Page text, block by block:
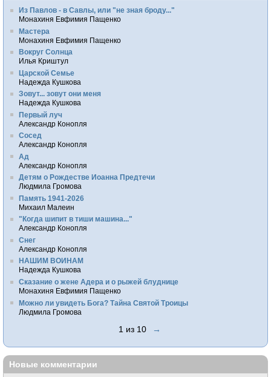
Из Павлов - в Савлы, или "не зная броду..."
Монахиня Евфимия Пащенко
Мастера
Монахиня Евфимия Пащенко
Вокруг Солнца
Илья Криштул
Царской Семье
Надежда Кушкова
Зовут... зовут они меня
Надежда Кушкова
Первый луч
Александр Конопля
Сосед
Александр Конопля
Ад
Александр Конопля
Детям о Рождестве Иоанна Предтечи
Людмила Громова
Память 1941-2026
Михаил Малеин
"Когда шипит в тиши машина..."
Александр Конопля
Снег
Александр Конопля
НАШИМ ВОИНАМ
Надежда Кушкова
Сказание о жене Адера и о рыжей блуднице
Монахиня Евфимия Пащенко
Можно ли увидеть Бога? Тайна Святой Троицы
Людмила Громова
1 из 10 →
Новые комментарии